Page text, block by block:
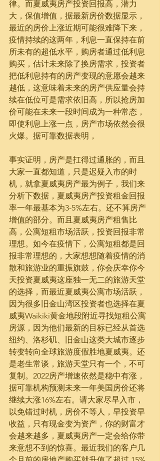
律。而夏威夷房产投资回报高，潜力
大，保值增值，据最新房价数据显示，
最近的房价上涨近期可能很难降下来，
疫情持续的这两年，利息一直保持在前
所未有的超低水平，购房者通过低利息
购买，估计未来除了换房需求，投资者
把低利息持有的房产变现的意愿会越来
越低，这意味着未来的房产供应量会持
续在低位可是需求依旧高，所以抢房加
价可能在未来一段时间成为一种常态，
即使利息上涨一点，房产市场依然会很
火爆。据可靠数据表明，
事实证明，房产是扛得过通胀的，而且
大家一直都知道，只是迟疑入市的时
机，就拿夏威夷房产最为例子，我们来
分析下数据，夏威夷房产投资租金回报
率一年最基本为3-5%左右。还不算房产
增值的部分。而且夏威夷房产租售比
高，公寓短租市场活跃，投资回报非常
理想。如今在疫情下，公寓短租都是回
报非常理想的，大家想想随着疫情的消
散和旅游业的重振旗鼓，你会庆幸你今
天投资夏威夷这座独一无二的旅游天堂
的选择，而最近夏威夷公寓市场活跃，
因为很多旧金山湾区投资者也选择在夏
威夷Waikiki黄金地段附近寻找短租公寓
房源，因为他们最新的目标已经从首选
纽约、洛杉矶、旧金山这类大城市逐步
转变转向全球旅游度假胜地夏威夷。还
是老生常谈，旅游天堂只有一个，不可
复制。2022房产增速依然是稳中有涨，
据可靠机构预测未来一年美国房价还将
继续大涨16%左右。请大家尽早入市，
以免错过时机，房价不等人，早投资早
收益，只有现金变为资产，你的财富才
会越来越多，夏威夷房产一定会给你带
来意想不到的惊喜。最近我们的客户几